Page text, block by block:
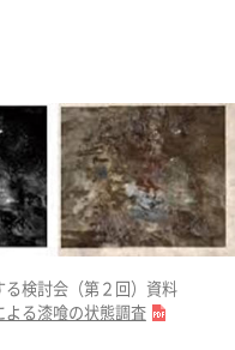
る検討会（第２回）資料
る漆喰の状態調査